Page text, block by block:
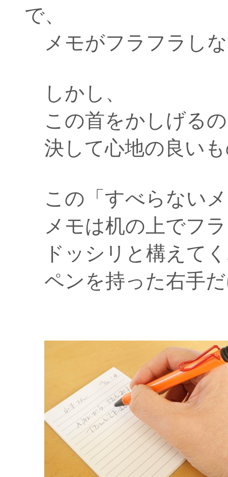
で、
メモがフラフラし
しかし、
この首をかしげる
決して心地の良い
この「すべらない
メモは机の上でフ
ドッシリと構えて
ペンを持った右手